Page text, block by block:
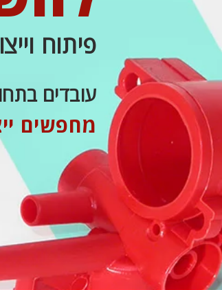
פיתוח
עובדים
מחפשים